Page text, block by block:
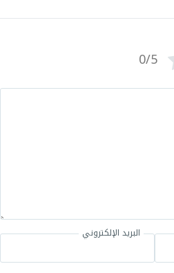
0/5
البريد الإلكتروني